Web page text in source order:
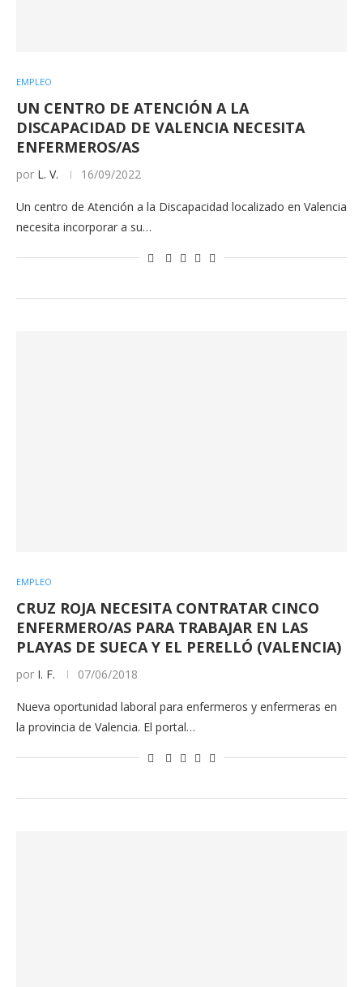
EMPLEO
UN CENTRO DE ATENCIÓN A LA
DISCAPACIDAD DE VALENCIA NECESITA
ENFERMEROS/AS
por L. V. 16/09/2022
Un centro de Atención a la Discapacidad localizado en Valencia
necesita incorporar a su…
EMPLEO
CRUZ ROJA NECESITA CONTRATAR CINCO
ENFERMERO/AS PARA TRABAJAR EN LAS
PLAYAS DE SUECA Y EL PERELLÓ (VALENCIA)
por I. F. 07/06/2018
Nueva oportunidad laboral para enfermeros y enfermeras en
la provincia de Valencia. El portal…